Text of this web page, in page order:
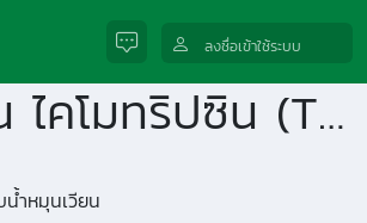
ลงชื่อเข้าใช้ระบบ
ผลของสีน้ำเทียมต่อกิจกรรมของเอนไซม์ อัตราส่วนระหว่างทริปซิน ไคโมทริปซิน (T/C ratio) และการเจริญเติบโตของปลากะพงขาววัยรุ่นที่เลี้ยงในระบบน้ำหมุนเวียน
ำหมุนเวียน